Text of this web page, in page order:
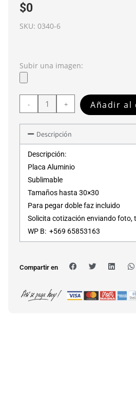
$0
SKU: 0340-6
Subir una imagen:
- + Añadir al
Descripción
Descripción:
Placa Aluminio
Sublimable
Tamaños hasta 30×30
Para pegar doble faz incluido
Solicita cotización enviando foto,
WP B: +569 65853163
Compartir en